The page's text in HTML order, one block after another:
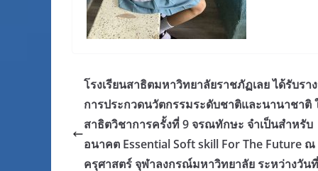
โรงเรียนสาธิตมหาวิทยาลัยราชภัฏเลย ได้รับรา
การประกวดนวัตกรรมระดับชาติและนานาชาติ
สาธิตวิชาการครั้งที่ 9 จรณทักษะ จำเป็นสำหรับ
อนาคต Essential Soft skill For The Future
ครุศาสตร์ จุฬาลงกรณ์มหาวิทยาลัย ระหว่างวัน